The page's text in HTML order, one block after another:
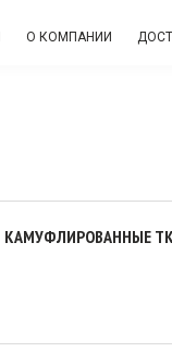
О КОМПАНИИ
КАМУФЛИРОВАННЫЕ